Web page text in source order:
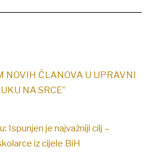
NOVIH ČLANOVA U UPRAVNI
NA SRCE”
Ispunjen je najvažniji cilj –
iz cijele BiH